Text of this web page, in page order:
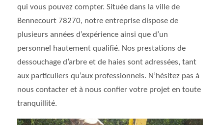
qui vous pouvez compter. Située dans la ville de
Bennecourt 78270, notre entreprise dispose de
plusieurs années d’expérience ainsi que d’un
personnel hautement qualifié. Nos prestations de
dessouchage d’arbre et de haies sont adressées, tant
aux particuliers qu’aux professionnels. N’hésitez pas à
nous contacter et à nous confier votre projet en toute
tranquillité.